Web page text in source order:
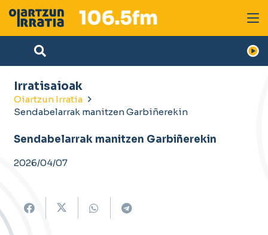
Irratisaioak
Oiartzun Irratia
Sendabelarrak manitzen Garbiñerekin
Sendabelarrak manitzen Garbiñerekin
2026/04/07